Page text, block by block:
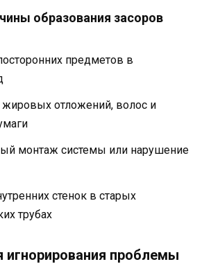
образования засоров
предметов в
жировых отложений, волос и
монтаж системы или нарушение
стенок в старых
трубах
игнорирования проблемы